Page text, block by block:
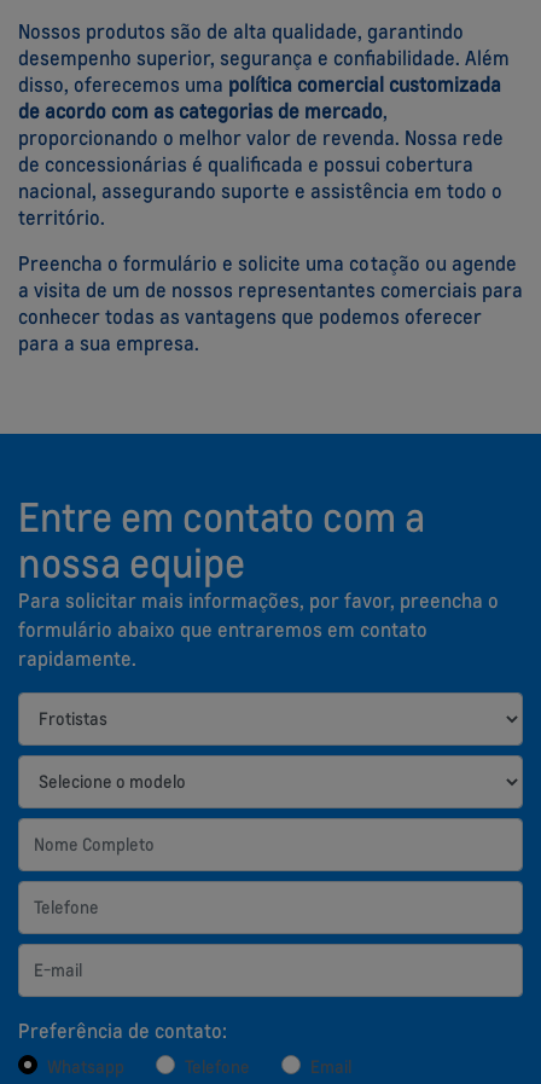
Nossos produtos são de alta qualidade, garantindo
desempenho superior, segurança e confiabilidade. Além
disso, oferecemos uma política comercial customizada
de acordo com as categorias de mercado,
proporcionando o melhor valor de revenda. Nossa rede
de concessionárias é qualificada e possui cobertura
nacional, assegurando suporte e assistência em todo o
território.
Preencha o formulário e solicite uma cotação ou agende
a visita de um de nossos representantes comerciais para
conhecer todas as vantagens que podemos oferecer
para a sua empresa.
Entre em contato com a
nossa equipe
Para solicitar mais informações, por favor, preencha o
formulário abaixo que entraremos em contato
rapidamente.
Preferência de contato:
Whatsapp Telefone Email